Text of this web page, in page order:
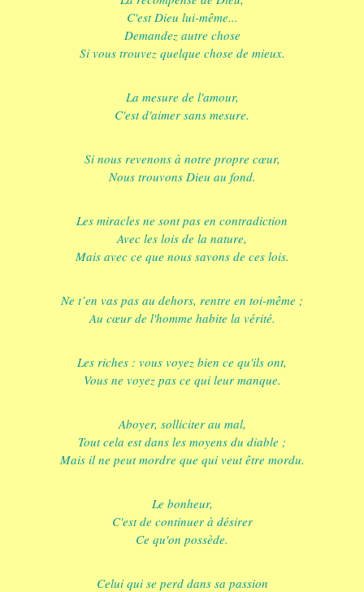
C'est Dieu lui-même...
Demandez autre chose
Si vous trouvez quelque chose de mieux.
La mesure de l'amour,
C'est d'aimer sans mesure.
Si nous revenons à notre propre cœur,
Nous trouvons Dieu au fond.
Les miracles ne sont pas en contradiction
Avec les lois de la nature,
Mais avec ce que nous savons de ces lois.
Ne t’en vas pas au dehors, rentre en toi-même ;
Au cœur de l'homme habite la vérité.
Les riches : vous voyez bien ce qu'ils ont,
Vous ne voyez pas ce qui leur manque.
Aboyer, solliciter au mal,
Tout cela est dans les moyens du diable ;
Mais il ne peut mordre que qui veut être mordu.
Le bonheur,
C'est de continuer à désirer
Ce qu'on possède.
Celui qui se perd dans sa passion